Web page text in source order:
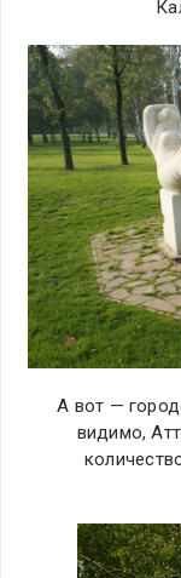
А вот —
видимо,